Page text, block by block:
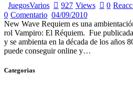
JuegosVarios 927 Views 0
0 Comentario 04/09/2010
New Wave Requiem es una
rol Vampiro: El Réquiem. Fue
y se ambienta en la década de los años
puede conseguir online y…
Categorias